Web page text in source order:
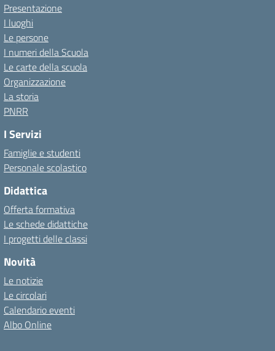
Presentazione
I luoghi
Le persone
I numeri della Scuola
Le carte della scuola
Organizzazione
La storia
PNRR
I Servizi
Famiglie e studenti
Personale scolastico
Didattica
Offerta formativa
Le schede didattiche
I progetti delle classi
Novità
Le notizie
Le circolari
Calendario eventi
Albo Online